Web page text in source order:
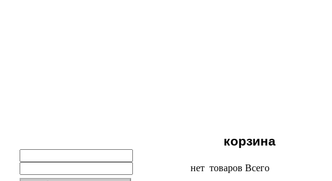
корзина
нет товаров Всего